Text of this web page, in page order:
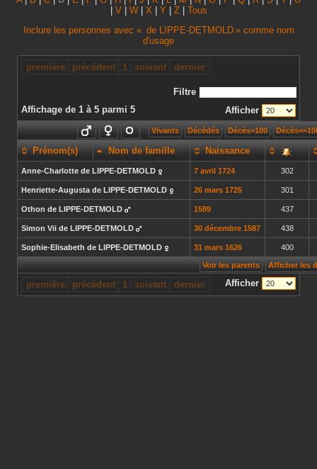
V| W| X Y Z| Tous
Inclure les personnes avec « de LIPPE-DETMOLD» comme nom
d'usage
première précédent 1 suivant dernier
Filtre
Affichage de 1 à 5 parmi 5
Afficher
Vivants Décédés Décès>100
Prénom(s) Nom de famille Naissance
Voir les parents Afficher les
Anne-Charlotte de LIPPE-DETMOLD 7 avril 1724 302
Henriette-Augustade LIPPE-DETMOLD 26 mars 1725 301
Othon de LIPPE-DETMOLD 1589 437
Simon Vii de LIPPE-DETMOLD 30 décembre 1587 438
Sophie-Elisabeth de LIPPE-DETMOLD 31 mars 1626 400
première précédent 1 suivant dernier Afficher